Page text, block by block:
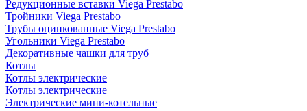
Редукционные вставки Viega Prestabo
Тройники Viega Prestabo
Трубы оцинкованные Viega Prestabo
Угольники Viega Prestabo
Декоративные чашки для труб
Котлы
Котлы электрические
Котлы электрические
Электрические мини-котельные